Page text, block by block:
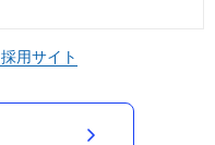
採用サイト